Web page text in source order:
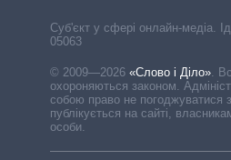
Cуб'єкт у сфері онлайн-медіа.
05063
© 2009—2026 «Слово і Діло».
охороняються законом.
собою право не погоджуватися
публікується на сайті,
особи.